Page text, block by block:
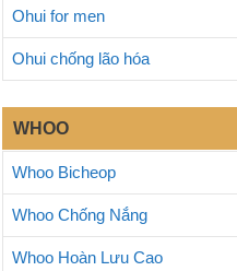
Ohui for men
Ohui chống lão hóa
WHOO
Whoo Bicheop
Whoo Chống Nắng
Whoo Hoàn Lưu Cao